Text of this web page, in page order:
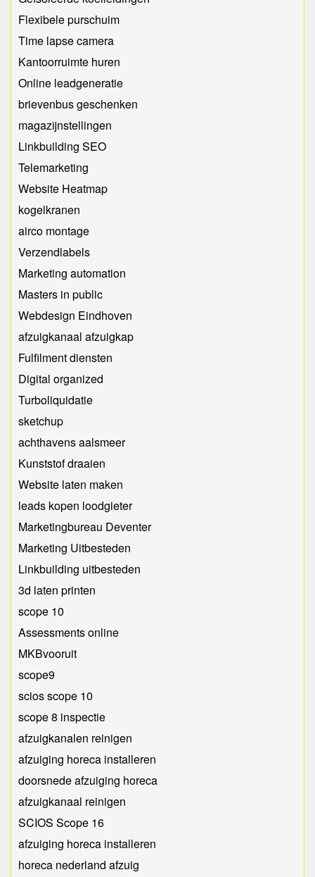
Flexibele purschuim
Time lapse camera
Kantoorruimte huren
Online leadgeneratie
brievenbus geschenken
magazijnstellingen
Linkbuilding SEO
Telemarketing
Website Heatmap
kogelkranen
airco montage
Verzendlabels
Marketing automation
Masters in public
Webdesign Eindhoven
afzuigkanaal afzuigkap
Fulfilment diensten
Digital organized
Turboliquidatie
sketchup
achthavens aalsmeer
Kunststof draaien
Website laten maken
leads kopen loodgieter
Marketingbureau Deventer
Marketing Uitbesteden
Linkbuilding uitbesteden
3d laten printen
scope 10
Assessments online
MKBvooruit
scope9
scios scope 10
scope 8 inspectie
afzuigkanalen reinigen
afzuiging horeca installeren
doorsnede afzuiging horeca
afzuigkanaal reinigen
SCIOS Scope 16
afzuiging horeca installeren
horeca nederland afzuig